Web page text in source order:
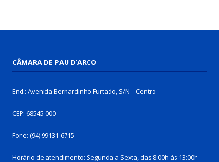
CÂMARA DE PAU D’ARCO
End.: Avenida Bernardinho Furtado, S/N – Centro
CEP: 68545-000
Fone: (94) 99131-6715
Horário de atendimento: Segunda a Sexta, das 8:00h às 13:00h